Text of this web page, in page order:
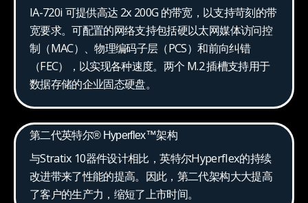
IA-720i 可提供高达 2x 200G 的带宽，以支持苛刻的带
宽要求。可配置的网络支持包括硬以太网媒体访问控
制（MAC）、物理编码子层（PCS）和前向纠错
（FEC），以实现各种速度。两个 M.2 插槽支持用于
数据存储的企业固态硬盘。
第二代英特尔® Hyperflex™架构
与Stratix 10器件设计相比，英特尔Hyperflex的持续
改进带来了性能的提高。因此，第二代架构大大提高
了客户的生产力，缩短了上市时间。